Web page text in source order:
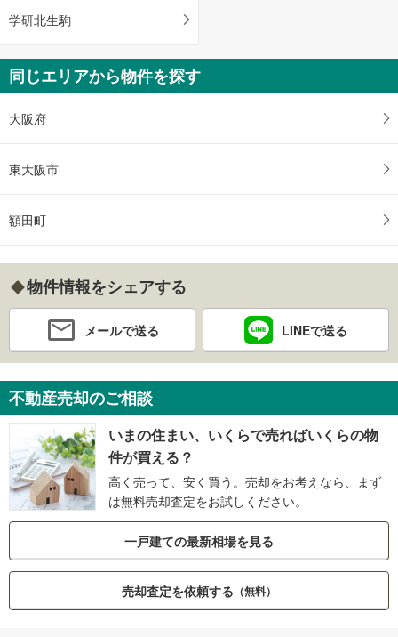
学研北生駒
同じエリアから物件を探す
大阪府
東大阪市
額田町
物件情報をシェアする
メールで送る LINEで送る
不動産売却のご相談
いまの住まい、いくらで売ればいくらの物
件が買える？
高く売って、安く買う。売却をお考えなら、まず
は無料売却査定をお試しください。
一戸建ての最新相場を見る
売却査定を依頼する （無料）